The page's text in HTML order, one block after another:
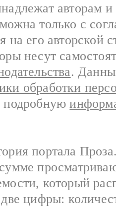
авторам
только с
на его авторской
несут
.
обработки
подробную
портала
который
цифры: